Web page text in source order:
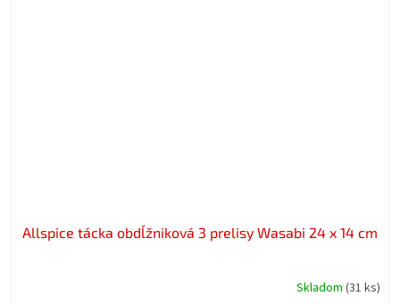
Allspice tácka obdĺžniková 3 prelisy Wasabi 24 x 14 cm
Skladom (31 ks)